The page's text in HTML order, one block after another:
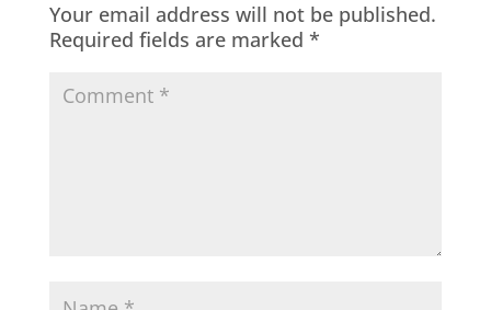
Your email address will not be published.
Required fields are marked *